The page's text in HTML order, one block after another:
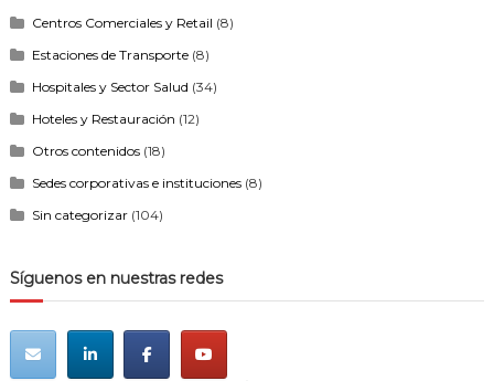
Centros Comerciales y Retail (8)
Estaciones de Transporte(8)
Hospitales y Sector Salud (34)
Hoteles y Restauración (12)
Otros contenidos(18)
Sedes corporativas e instituciones(8)
Sin categorizar(104)
Síguenos en nuestras redes